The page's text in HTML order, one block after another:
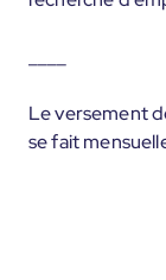
Le versement
se fait